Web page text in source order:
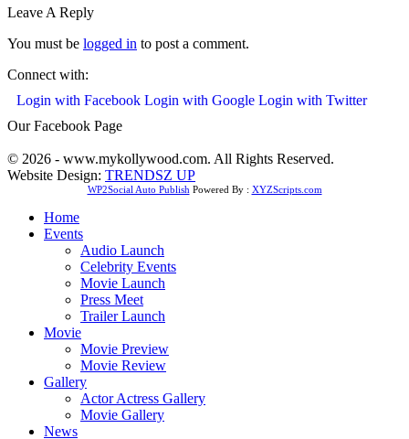
Leave A Reply
You must be logged in to post a comment.
Connect with:
Login with Facebook Login with Google Login with Twitter
Our Facebook Page
© 2026 - www.mykollywood.com. All Rights Reserved.
Website Design: TRENDSZ UP
WP2Social Auto Publish Powered By : XYZScripts.com
Home
Events
Audio Launch
Celebrity Events
Movie Launch
Press Meet
Trailer Launch
Movie
Movie Preview
Movie Review
Gallery
Actor Actress Gallery
Movie Gallery
News